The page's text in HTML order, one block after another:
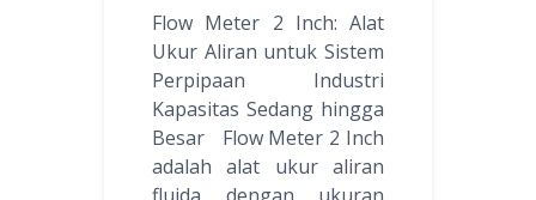
Flow Meter 2 Inch: Alat
Ukur Aliran untuk Sistem
Perpipaan Industri
Kapasitas Sedang hingga
Besar Flow Meter 2 Inch
adalah alat ukur aliran